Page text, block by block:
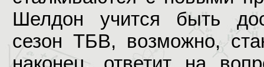
Шелдон учится быть
сезон ТБВ, возможно,